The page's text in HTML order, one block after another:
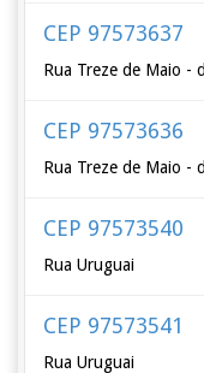
CEP 97573637
Rua Treze de Maio -
CEP 97573636
Rua Treze de Maio -
CEP 97573540
Rua Uruguai
CEP 97573541
Rua Uruguai